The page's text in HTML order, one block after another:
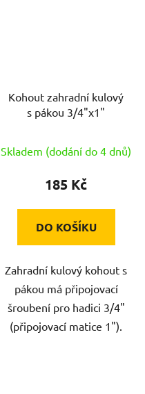
Kohout zahradní kulový
s pákou 3/4"x1"
Skladem (dodání do 4 dnů)
185 Kč
DO KOŠÍKU
Zahradní kulový kohout s
pákou má připojovací
šroubení pro hadici 3/4"
(připojovací matice 1").